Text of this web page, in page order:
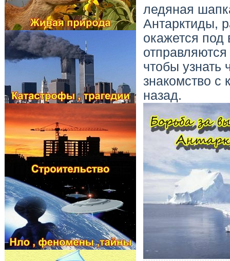
ледяная
Антарктиды,
окажется под
чтобы узнать
знакомство с
назад.